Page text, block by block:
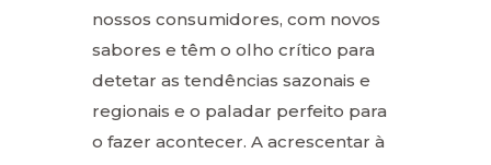
nossos consumidores, com novos
sabores e têm o olho crítico para
detetar as tendências sazonais e
regionais e o paladar perfeito para
o fazer acontecer. A acrescentar à